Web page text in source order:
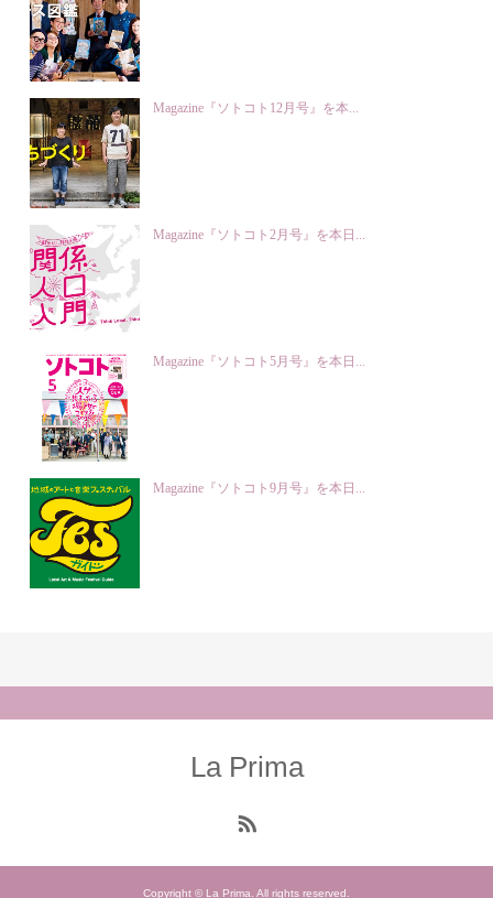
Magazine『ソトコト12月号』を本...
Magazine『ソトコト2月号』を本日...
Magazine『ソトコト5月号』を本日...
Magazine『ソトコト9月号』を本日...
La Prima
Copyright © La Prima. All rights reserved.